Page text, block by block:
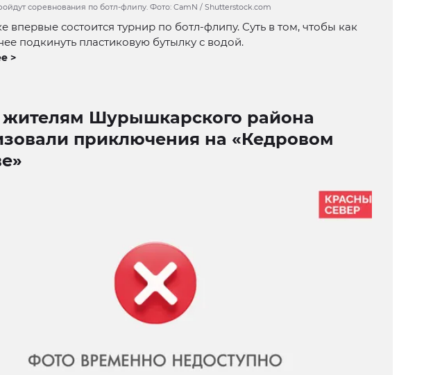
соревнования по ботл-флипу. Фото: CamN / Shutterstock.com
впервые состоится турнир по ботл-флипу. Суть в том, чтобы как
подкинуть пластиковую бутылку с водой.
>
Шурышкарского района
приключения на «Кедровом